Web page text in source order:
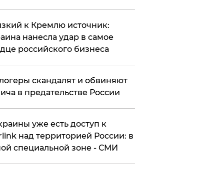
к Кремлю источник:
нанесла удар в самое
российского бизнеса
скандалят и обвиняют
в предательстве России
уже есть доступ к
над территорией России: в
специальной зоне - СМИ